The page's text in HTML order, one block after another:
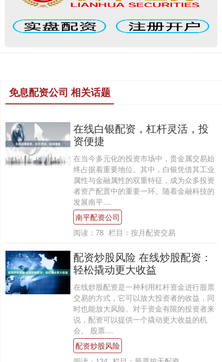
免息配资公司 相关话题
在线白银配资，杠杆灵活，投
资便捷
在当今多元化的投资市场中，贵金属交易始
终占据着重要地位。其中，白银凭借其工业
属性与金融属性的双重特征，成为众多投资
者资产配置中的重要一环。随着金融科技的
发展南平....
南平配资公司
阅读： 78 栏目： 按月配资交易
配资炒股风险 在线炒股配资：
轻松撬动更大收益
在线炒股配资是一种利用杠杆资金进行股票
交易的方式，它可以放大投资者的收益，同
时也能放大风险。对于资金有限的投资者来
说，配资可以提供一个撬动更大收益的机
会。 股票....
配资炒股风险